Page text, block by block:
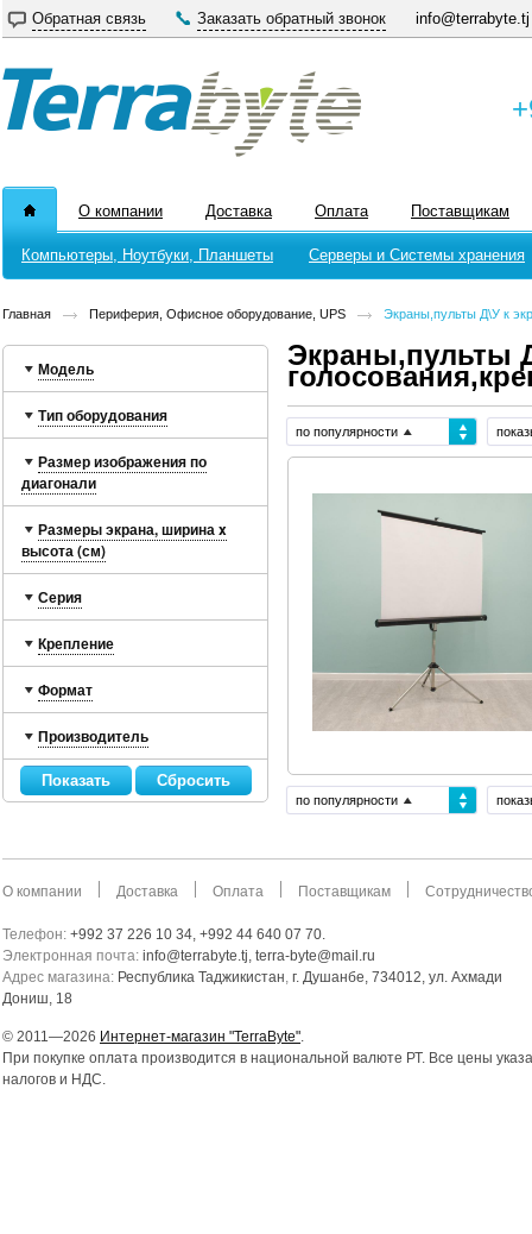
Обратная связь Заказать обратный звонок info@terrabyte.tj
О компании Доставка Оплата Поставщикам
Компьютеры, Ноутбуки, Планшеты Серверы и Системы хранения
Главная Периферия, Офисное оборудование, UPS Экраны,пульты Д\У к
Модель
Тип оборудования
Размер изображения по
диагонали
Размеры экрана, ширина x
высота (см)
Серия
Крепление
Формат
Производитель
Экраны,пульты
по популярности
по популярности
О компании Доставка Оплата Поставщикам
Телефон: +992 37 226 10 34, +992 44 640 07 70.
Электронная почта: info@terrabyte.tj, terra-byte@mail.ru
Адрес магазина: Республика Таджикистан, г. Душанбе, 734012, ул. Ахмади
Дониш, 18
© 2011—2026 Интернет-магазин "TerraByte".
При покупке оплата производится в национальной валюте РТ. Все цены
налогов и НДС.